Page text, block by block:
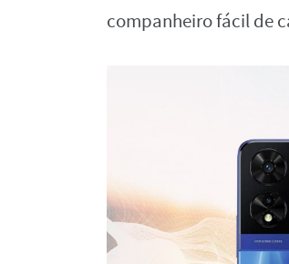
companheiro fácil de